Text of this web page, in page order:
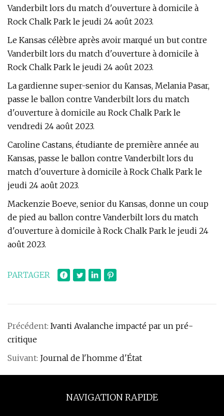
Vanderbilt lors du match d'ouverture à domicile à
Rock Chalk Park le jeudi 24 août 2023.
Le Kansas célèbre après avoir marqué un but contre
Vanderbilt lors du match d'ouverture à domicile à
Rock Chalk Park le jeudi 24 août 2023.
La gardienne super-senior du Kansas, Melania Pasar,
passe le ballon contre Vanderbilt lors du match
d'ouverture à domicile au Rock Chalk Park le
vendredi 24 août 2023.
Caroline Castans, étudiante de première année au
Kansas, passe le ballon contre Vanderbilt lors du
match d'ouverture à domicile à Rock Chalk Park le
jeudi 24 août 2023.
Mackenzie Boeve, senior du Kansas, donne un coup
de pied au ballon contre Vanderbilt lors du match
d'ouverture à domicile à Rock Chalk Park le jeudi 24
août 2023.
PARTAGER
Précédent: Ivanti Avalanche impacté par un pré-
critique
Suivant: Journal de l'homme d'État
NAVIGATION RAPIDE